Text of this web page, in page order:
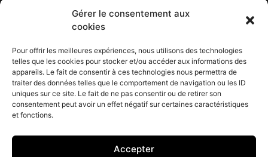
Gérer le consentement aux
cookies
Pour offrir les meilleures expériences, nous utilisons des technologies
telles que les cookies pour stocker et/ou accéder aux informations des
appareils. Le fait de consentir à ces technologies nous permettra de
traiter des données telles que le comportement de navigation ou les ID
uniques sur ce site. Le fait de ne pas consentir ou de retirer son
consentement peut avoir un effet négatif sur certaines caractéristiques
et fonctions.
Accepter
« Automne » est un projet artistique un peu fou mené
par Jean-Baptiste Calluaud, directeur et fondateur du
studio Hesat. Après avoir écrit la nouvelle « Automne »
(distribuée par Bookelis/Hachette Distribution), il donne
vie à son univers onirique sous forme de série à
épisodes mais pas que…Automne est une fiction
fantastique musicale. En effet, à la manière d’ […]